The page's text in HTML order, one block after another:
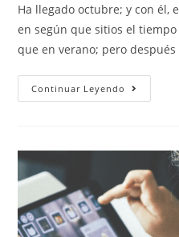
Ha llegado octubre; y con él,
en según que sitios el
que en verano; pero
Continuar Leyendo